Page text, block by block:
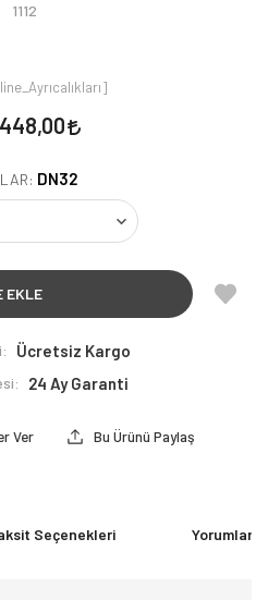
1112
DN32
EKLE
Ücretsiz Kargo
24 Ay Garanti
Ver Bu Ürünü Paylaş
Seçenekleri Yorumlar